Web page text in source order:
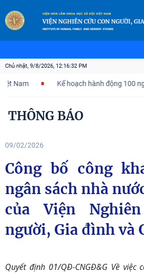
Chủ nhật, 9/8/2026, 12:16:32 PM
Nam Kế hoạch hành động 100
THÔNG BÁO
09/02/2026
Công bố công
ngân sách nhà
của Viện
người, Gia đình và
Quyết định 01/QĐ-CNGĐ&G Về việc